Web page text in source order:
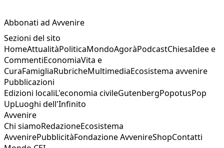
Abbonati ad Avvenire
Sezioni del sito
HomeAttualitàPoliticaMondoAgoràPodcastChiesaIdee e
CommentiEconomiaVita e
CuraFamigliaRubricheMultimediaEcosistema avvenire
Pubblicazioni
Edizioni localiL'economia civileGutenbergPopotusPop
UpLuoghi dell'Infinito
Avvenire
Chi siamoRedazioneEcosistema
AvvenirePubblicitàFondazione AvvenireShopContatti